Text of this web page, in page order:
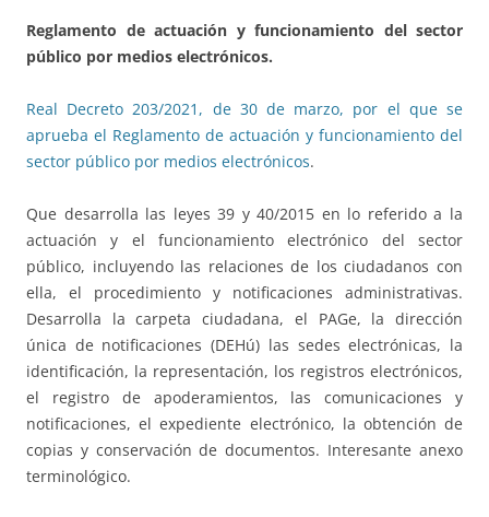
Reglamento de actuación y funcionamiento del sector
público por medios electrónicos.
Real Decreto 203/2021, de 30 de marzo, por el que se
aprueba el Reglamento de actuación y funcionamiento del
sector público por medios electrónicos.
Que desarrolla las leyes 39 y 40/2015 en lo referido a la
actuación y el funcionamiento electrónico del sector
público, incluyendo las relaciones de los ciudadanos con
ella, el procedimiento y notificaciones administrativas.
Desarrolla la carpeta ciudadana, el PAGe, la dirección
única de notificaciones (DEHú) las sedes electrónicas, la
identificación, la representación, los registros electrónicos,
el registro de apoderamientos, las comunicaciones y
notificaciones, el expediente electrónico, la obtención de
copias y conservación de documentos. Interesante anexo
terminológico.